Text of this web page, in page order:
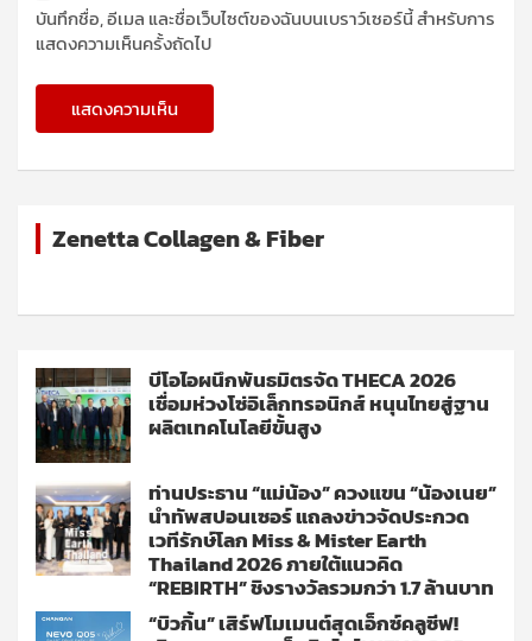
บันทึกชื่อ, อีเมล และชื่อเว็บไซต์ของฉันบนเบราว์เซอร์นี้ สำหรับการ
แสดงความเห็นครั้งถัดไป
Zenetta Collagen & Fiber
บีโอไอผนึกพันธมิตรจัด THECA 2026
เชื่อมห่วงโซ่อิเล็กทรอนิกส์ หนุนไทยสู่ฐาน
ผลิตเทคโนโลยีขั้นสูง
ท่านประธาน “แม่น้อง” ควงแขน “น้องเนย”
นำทัพสปอนเซอร์ แถลงข่าวจัดประกวด
เวทีรักษ์โลก Miss & Mister Earth
Thailand 2026 ภายใต้แนวคิด
“REBIRTH” ชิงรางวัลรวมกว่า 1.7 ล้านบาท
“บิวกิ้น” เสิร์ฟโมเมนต์สุดเอ็กซ์คลูซีฟ!